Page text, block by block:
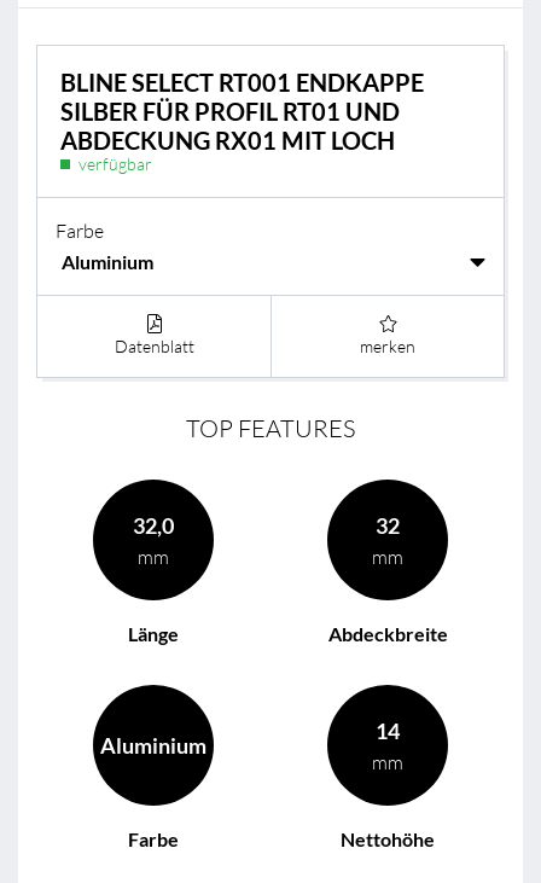
BLINE SELECT RT001 ENDKAPPE
SILBER FÜR PROFIL RT01 UND
ABDECKUNG RX01 MIT LOCH
verfügbar
Farbe
Datenblatt merken
TOP FEATURES
32,0
mm
Länge
32
mm
Abdeckbreite
Aluminium
Farbe
14
mm
Nettohöhe